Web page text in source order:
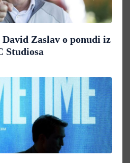
Zaslav o ponudi iz
Studiosa